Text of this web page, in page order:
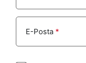
E-Posta *